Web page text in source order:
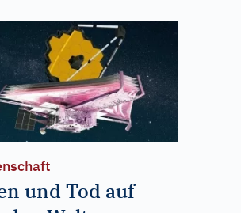
und Tod auf